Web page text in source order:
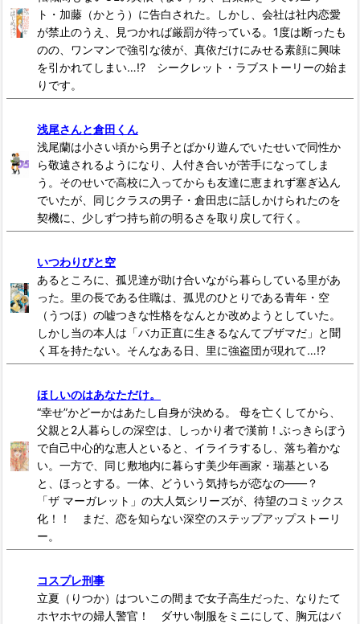
ト・加藤（かとう）に告白された。しかし、会社は社内恋愛
が禁止のうえ、見つかれば厳罰が待っている。1度は断ったも
のの、ワンマンで強引な彼が、真依だけにみせる素顔に興味
を引かれてしまい…!? シークレット・ラブストーリーの始ま
りです。
浅尾さんと倉田くん
浅尾蘭は小さい頃から男子とばかり遊んでいたせいで同性か
ら敬遠されるようになり、人付き合いが苦手になってしま
う。そのせいで高校に入ってからも友達に恵まれず塞ぎ込ん
でいたが、同じクラスの男子・倉田忠に話しかけられたのを
契機に、少しずつ持ち前の明るさを取り戻して行く。
いつわりびと空
あるところに、孤児達が助け合いながら暮らしている里があ
った。里の長である住職は、孤児のひとりである青年・空
（うつほ）の嘘つきな性格をなんとか改めようとしていた。
しかし当の本人は「バカ正直に生きるなんてブザマだ」と聞
く耳を持たない。そんなある日、里に強盗団が現れて…!?
ほしいのはあなただけ。
“幸せ”かどーかはあたし自身が決める。 母を亡くしてから、
父親と2人暮らしの深空は、しっかり者で漢前！ぶっきらぼう
で自己中心的な恵人といると、イライラするし、落ち着かな
い。一方で、同じ敷地内に暮らす美少年画家・瑞基といる
と、ほっとする。一体、どういう気持ちが恋なの――？
「ザ マーガレット」の大人気シリーズが、待望のコミックス
化！！ まだ、恋を知らない深空のステップアップストーリ
ー。
コスプレ刑事
立夏（りつか）はついこの間まで女子高生だった、なりたて
ホヤホヤの婦人警官！ ダサい制服をミニにして、胸元はバ